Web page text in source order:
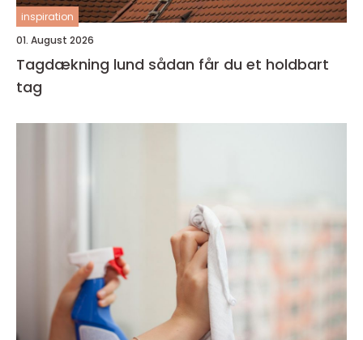
inspiration
01. August 2026
Tagdækning lund sådan får du et holdbart
tag